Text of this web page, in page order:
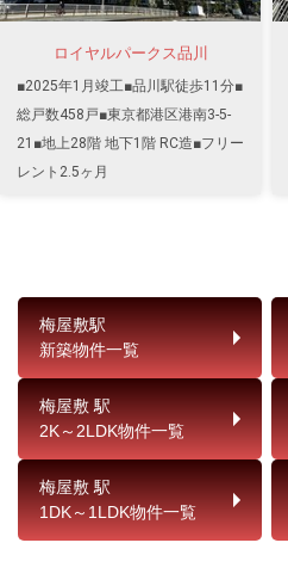
ロイヤルパークス品川
■2025年1月竣工■品川駅徒歩11分■
総戸数458戸■東京都港区港南3-5-
21■地上28階 地下1階 RC造■フリー
レント2.5ヶ月
梅屋敷駅
新築物件一覧
梅屋敷 駅
2K～2LDK物件一覧
梅屋敷 駅
1DK～1LDK物件一覧